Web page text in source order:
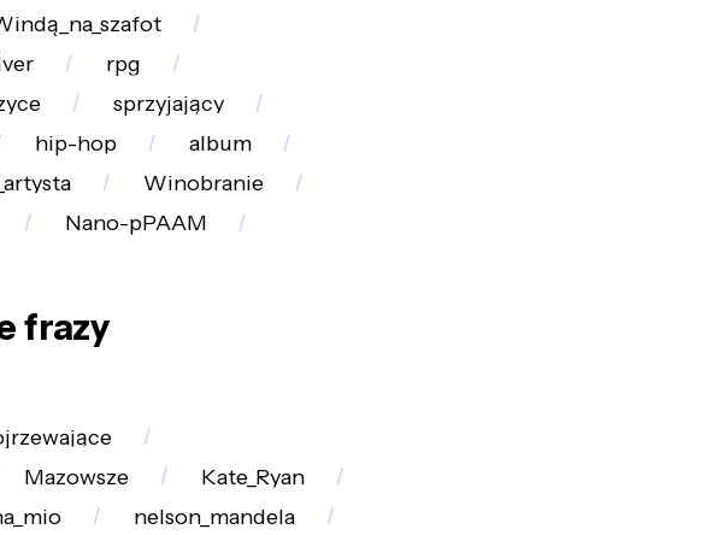
rpg
sprzyjający
hip-hop
album
Winobranie
Nano-pPAAM
frazy
Mazowsze
Kate_Ryan
nelson_mandela